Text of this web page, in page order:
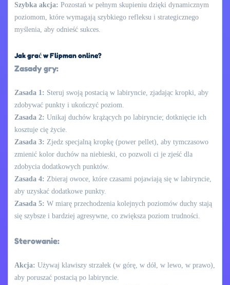
Szybka akcja: Pozostań w pełnym skupieniu dzięki dynamicznym
poziomom, które wymagają szybkiego refleksu i strategicznego
myślenia, aby odnieść sukces.
Jak grać w Flipman online?
Zasady gry:
Zasada 1: Steruj swoją postacią w labiryncie, zjadając kropki, aby
zdobywać punkty i ukończyć poziom.
Zasada 2: Unikaj duchów krążących po labiryncie; dotknięcie ich
kosztuje cię życie.
Zasada 3: Zjedz specjalną kropkę (power pellet), aby tymczasowo
zmienić kolor duchów na niebieski, co pozwoli ci je zjeść dla
zdobycia dodatkowych punktów.
Zasada 4: Zbieraj owoce, które czasami pojawiają się w labiryncie,
aby uzyskać dodatkowe punkty.
Zasada 5: W miarę przechodzenia kolejnych poziomów duchy stają
się szybsze i bardziej agresywne, co zwiększa poziom trudności.
Sterowanie:
Akcja: Używaj klawiszy strzałek (w górę, w dół, w lewo, w prawo),
aby poruszać postacią po labiryncie.